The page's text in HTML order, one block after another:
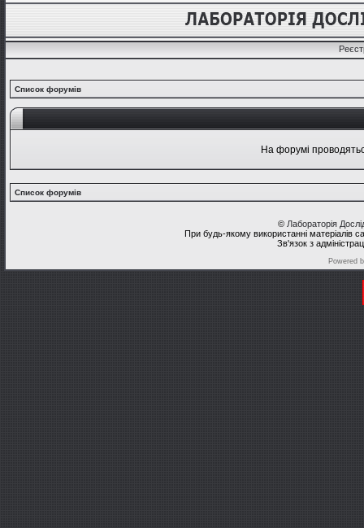
Список форумів
На форумі
Список форумів
© Лабораторія
При будь-якому використанні матеріалів
Зв'язок з
Powered